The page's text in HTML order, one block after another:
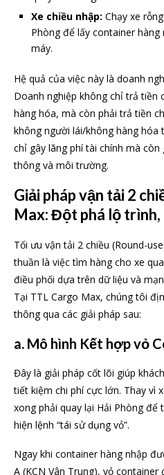
Xe chiều nhập: Chạy xe
Phòng để lấy container
máy.
Hệ quả của việc này là doanh
Doanh nghiệp không chỉ trả tiền
hàng hóa, mà còn phải trả tiền
không người lái/không hàng
chỉ gây lãng phí tài chính mà
thông và môi trường.
Giải pháp vận tải 2
Max: Đột phá lộ trình,
Tối ưu vận tải 2 chiều (Round-
thuần là việc tìm hàng cho xe
điều phối dựa trên dữ liệu và
Tại TTL Cargo Max, chúng tôi
thông qua các giải pháp sau:
a. Mô hình Kết hợp vỏ
Đây là giải pháp cốt lõi giúp
tiết kiệm chi phí cực lớn. Thay vì
xong phải quay lại Hải Phòng
hiện lệnh “tái sử dụng vỏ”.
Ngay khi container hàng nhập
A (KCN Vân Trung), vỏ